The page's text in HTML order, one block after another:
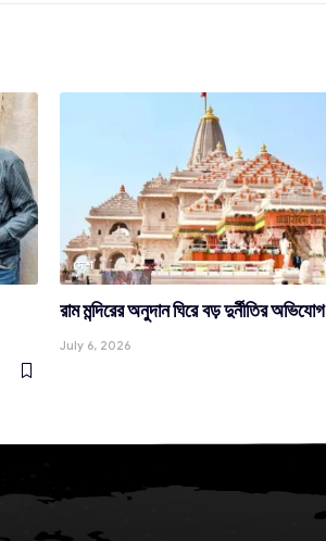
দেশ
রাম মন্দিরের অনুদান ঘিরে বড় দুর্নীতির অভিযোগ
July 6, 2026